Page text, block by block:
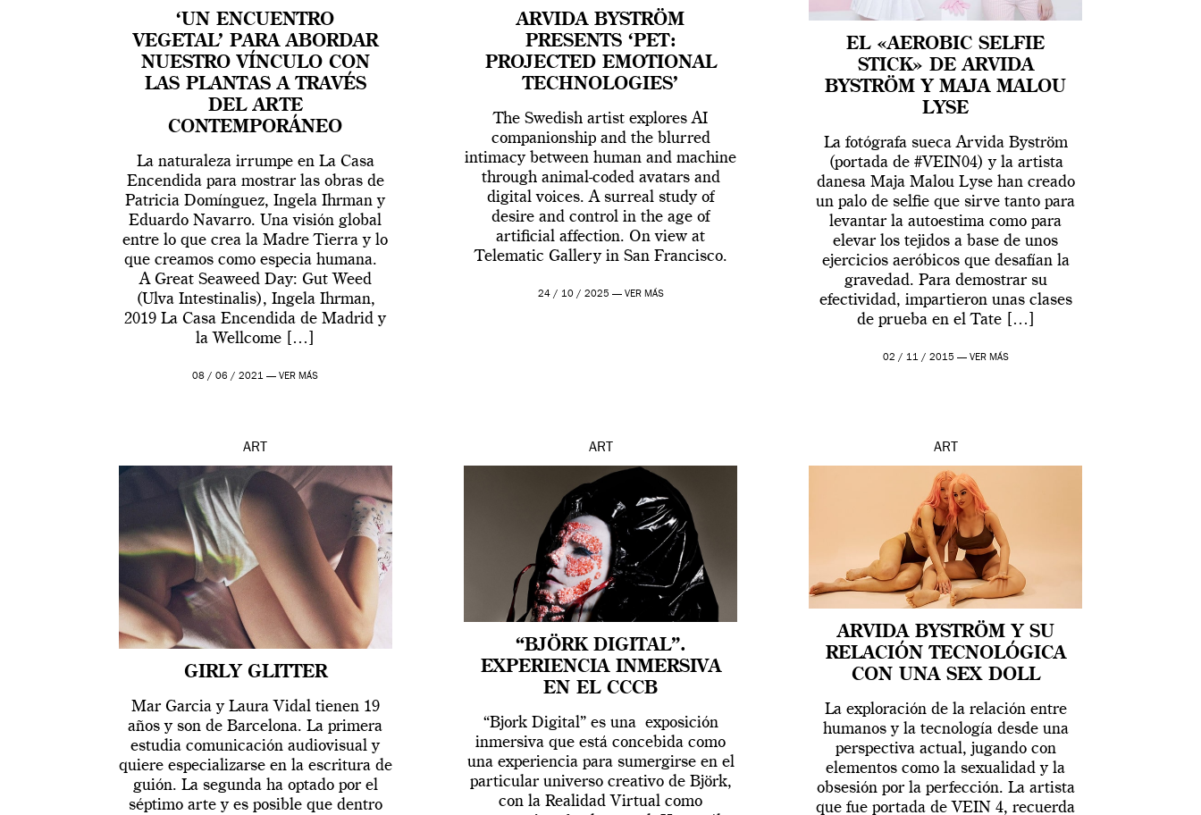
‘UN ENCUENTRO
VEGETAL’ PARA ABORDAR
NUESTRO VÍNCULO CON
LAS PLANTAS A TRAVÉS
DEL ARTE
CONTEMPORÁNEO
La naturaleza irrumpe en La Casa
Encendida para mostrar las obras de
Patricia Domínguez, Ingela Ihrman y
Eduardo Navarro. Una visión global
entre lo que crea la Madre Tierra y lo
que creamos como especia humana.
A Great Seaweed Day: Gut Weed
(Ulva Intestinalis), Ingela Ihrman,
2019 La Casa Encendida de Madrid y
la Wellcome […]
08 / 06 / 2021 —VER MÁS
ARVIDA BYSTRÖM
PRESENTS ‘PET:
PROJECTED EMOTIONAL
TECHNOLOGIES’
The Swedish artist explores AI
companionship and the blurred
intimacy between human and machine
through animal-coded avatars and
digital voices. A surreal study of
desire and control in the age of
artificial affection. On view at
Telematic Gallery in San Francisco.
24 / 10 / 2025 — VER MÁS
EL «AEROBIC SELFIE
STICK» DE ARVIDA
BYSTRÖM Y MAJA MALOU
LYSE
La fotógrafa sueca Arvida Byström
(portada de #VEIN04) y la artista
danesa Maja Malou Lyse han creado
un palo de selfie que sirve tanto para
levantar la autoestima como para
elevar los tejidos a base de unos
ejercicios aeróbicos que desafían la
gravedad. Para demostrar su
efectividad, impartieron unas clases
de prueba en el Tate […]
02 / 11 / 2015 — VER MÁS
ART
GIRLY GLITTER
Mar Garcia y Laura Vidal tienen 19
años y son de Barcelona. La primera
estudia comunicación audiovisual y
quiere especializarse en la escritura de
guión. La segunda ha optado por el
séptimo arte y es posible que dentro
ART
“BJÖRK DIGITAL”.
EXPERIENCIA INMERSIVA
EN EL CCCB
“Bjork Digital” es una exposición
inmersiva que está concebida como
una experiencia para sumergirse en el
particular universo creativo de Björk,
con la Realidad Virtual como
ART
ARVIDA BYSTRÖM Y SU
RELACIÓN TECNOLÓGICA
CON UNA SEX DOLL
La exploración de la relación entre
humanos y la tecnología desde una
perspectiva actual, jugando con
elementos como la sexualidad y la
obsesión por la perfección. La artista
que fue portada de VEIN 4, recuerda